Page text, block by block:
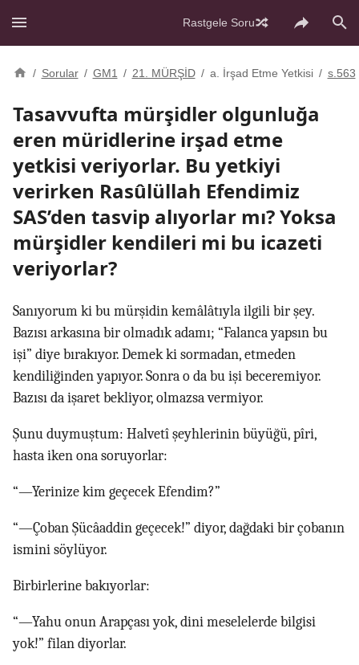
Rastgele Soru
/ Sorular / GM1 / 21. MÜRŞİD / a. İrşad Etme Yetkisi / s.563
Tasavvufta mürşidler olgunluğa
eren müridlerine irşad etme
yetkisi veriyorlar. Bu yetkiyi
verirken Rasûlüllah Efendimiz
SAS’den tasvip alıyorlar mı? Yoksa
mürşidler kendileri mi bu icazeti
veriyorlar?
Sanıyorum ki bu mürşidin kemâlâtıyla ilgili bir şey.
Bazısı arkasına bir olmadık adamı; “Falanca yapsın bu
işi” diye bırakıyor. Demek ki sormadan, etmeden
kendiliğinden yapıyor. Sonra o da bu işi beceremiyor.
Bazısı da işaret bekliyor, olmazsa vermiyor.
Şunu duymuştum: Halvetî şeyhlerinin büyüğü, pîri,
hasta iken ona soruyorlar:
“—Yerinize kim geçecek Efendim?”
“—Çoban Şücâaddin geçecek!” diyor, dağdaki bir çobanın
ismini söylüyor.
Birbirlerine bakıyorlar:
“—Yahu onun Arapçası yok, dini meselelerde bilgisi
yok!” filan diyorlar.